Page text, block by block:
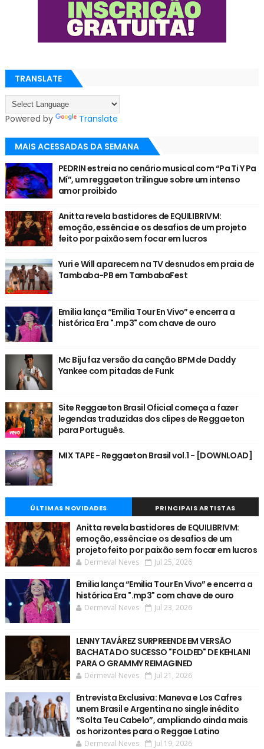
TRANSLATE
Powered by Translate
MAIS ACESSADAS DA SEMANA
PEDRIN estreia no cenário musical com “Pa Ti Y Pa
Mí”, um reggaeton trilingue sobre um intenso
amor proibido
Anitta revela bastidores de EQUILIBRIVM:
emoção, essência e os desafios de um projeto
feito por paixão sem focar em lucros
Yuri e Will aparecem na TV desnudos em praia de
Tambaba-PB em TambabaFest
Emilia lança “Emilia Tour En Vivo” e encerra a
histórica Era ".mp3" com chave de ouro
Mc Biju faz versão da canção BPM de Daddy
Yankee com pitadas de Funk
Site Reggaeton Brasil Oficial começa a fazer
legendas traduzidas dos clipes de Reggaeton
para Português.
MIX TAPE - Reggaeton Brasil vol.1 - [DOWNLOAD]
ÚLTIMAS NOVIDADES PRINCIPAIS ARTISTAS
Anitta revela bastidores de EQUILIBRIVM:
emoção, essência e os desafios de um
projeto feito por paixão sem focar em lucros
Dermeval Neves Jul 25, 2026
Emilia lança “Emilia Tour En Vivo” e encerra a
histórica Era ".mp3" com chave de ouro
Dermeval Neves Jul 23, 2026
LENNY TAVÁREZ SURPREENDE EM VERSÃO
BACHATA DO SUCESSO "FOLDED" DE KEHLANI
PARA O GRAMMY REIMAGINED
Dermeval Neves Jul 21, 2026
Entrevista Exclusiva: Maneva e Los Cafres
unem Brasil e Argentina no single inédito
“Solta Teu Cabelo”, ampliando ainda mais
os horizontes para o Reggae Latino
Dermeval Neves Jul 19, 2026